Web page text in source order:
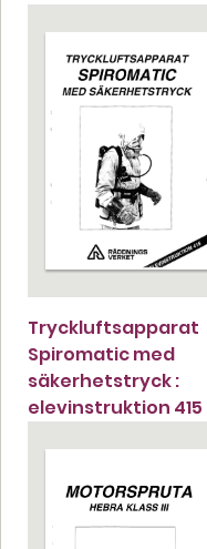
Tryckluftsapparat
Spiromatic med
säkerhetstryck :
elevinstruktion 415